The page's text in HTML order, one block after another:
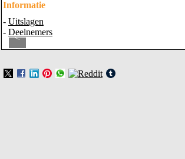
Informatie
- Uitslagen
- Deelnemers
<